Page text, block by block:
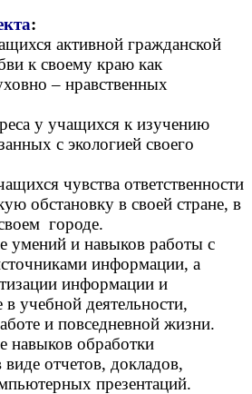
:
активной гражданской
к своему краю как
– нравственных
у учащихся к изучению
с экологией своего
чувства ответственности
обстановку в своей стране, в
городе.
умений и навыков работы с
информации, а
информации и
в учебной деятельности,
и повседневной жизни.
навыков обработки
отчетов, докладов,
презентаций.